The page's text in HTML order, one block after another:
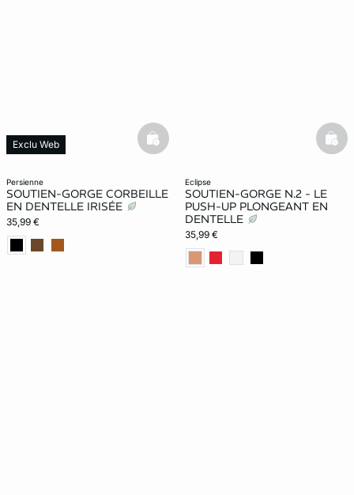
persienne
SOUTIEN-GORGE CORBEILLE
EN DENTELLE IRISÉE
35,99 €
Exclu Web basketfull
eclipse
SOUTIEN-GORGE N.2 - LE
PUSH-UP PLONGEANT EN
DENTELLE
35,99 €